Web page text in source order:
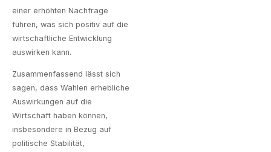
einer erhöhten Nachfrage
führen, was sich positiv auf die
wirtschaftliche Entwicklung
auswirken kann.
Zusammenfassend lässt sich
sagen, dass Wahlen erhebliche
Auswirkungen auf die
Wirtschaft haben können,
insbesondere in Bezug auf
politische Stabilität,